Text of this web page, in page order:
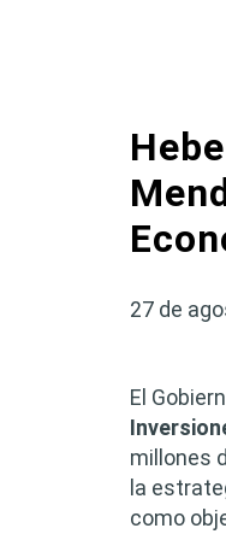
27 de
El
millones
la
como